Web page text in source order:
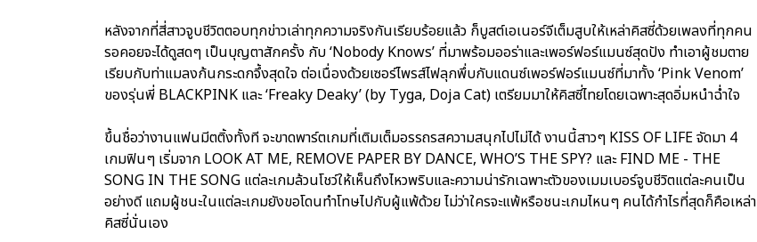
หลังจากที่สี่สาวจูบชีวิตตอบทุกข่าวเล่าทุกความจริงกันเรียบร้อยแล้ว ก็บูสต์เอเนอร์จีเต็มสูบให้เหล่าคิสซี่ด้วยเพลงที่ทุกคน
รอคอยจะได้ดูสดๆ เป็นบุญตาสักครั้ง กับ ‘Nobody Knows’ ที่มาพร้อมออร่าและเพอร์ฟอร์แมนซ์สุดปัง ทำเอาผู้ชมตาย
เรียบกับท่าแมลงก้นกระดกจึ้งสุดใจ ต่อเนื่องด้วยเซอร์ไพรส์ไฟลุกพึ่บกับแดนซ์เพอร์ฟอร์แมนซ์ที่มาทั้ง ‘Pink Venom’
ของรุ่นพี่ BLACKPINK และ ‘Freaky Deaky’ (by Tyga, Doja Cat) เตรียมมาให้คิสซี่ไทยโดยเฉพาะสุดอิ่มหนำฉ่ำใจ
ขึ้นชื่อว่างานแฟนมีตติ้งทั้งที จะขาดพาร์ตเกมที่เติมเต็มอรรถรสความสนุกไปไม่ได้ งานนี้สาวๆ KISS OF LIFE จัดมา 4
เกมฟินๆ เริ่มจาก LOOK AT ME, REMOVE PAPER BY DANCE, WHO’S THE SPY? และ FIND ME - THE
SONG IN THE SONG แต่ละเกมล้วนโชว์ให้เห็นถึงไหวพริบและความน่ารักเฉพาะตัวของเมมเบอร์จูบชีวิตแต่ละคนเป็น
อย่างดี แถมผู้ชนะในแต่ละเกมยังขอโดนทำโทษไปกับผู้แพ้ด้วย ไม่ว่าใครจะแพ้หรือชนะเกมไหนๆ คนได้กำไรที่สุดก็คือเหล่า
คิสซี่นั่นเอง